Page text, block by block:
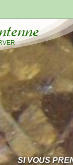
SI VOUS